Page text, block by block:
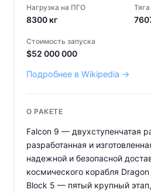
Нагрузка на ПГО
8300 кг
Стоимость запуска
$52 000 000
Подробнее в Wikipedia →
О РАКЕТЕ
Falcon 9 — двухступенчатая
разработанная и
надежной и безопасной
космического корабля
Block 5 — пятый крупный